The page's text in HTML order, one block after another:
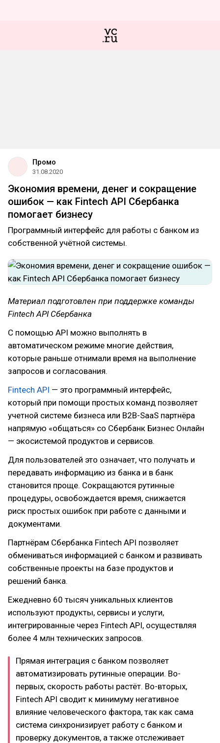
Промо
31.08.2020
Экономия времени, денег и сокращение
ошибок — как Fintech API Сбербанка
помогает бизнесу
Программный интерфейс для работы с банком из
собственной учётной системы.
Материал подготовлен при поддержке команды
Fintech API Сбербанка
С помощью API можно выполнять в
автоматическом режиме многие действия,
которые раньше отнимали время на выполнение
запросов и согласования.
Fintech API — это программный интерфейс,
который при помощи простых команд позволяет
учетной системе бизнеса или B2B-SaaS партнёра
напрямую «общаться» со Сбербанк Бизнес Онлайн
— экосистемой продуктов и сервисов.
Для пользователей это означает, что получать и
передавать информацию из банка и в банк
становится проще. Сокращаются рутинные
процедуры, освобождается время, снижается
риск простых ошибок при работе с данными и
документами.
Партнёрам Сбербанка Fintech API позволяет
обмениваться информацией с банком и развивать
собственные проекты на базе продуктов и
решений банка.
Ежедневно 60 тысяч уникальных клиентов
используют продукты, сервисы и услуги,
интегрированные через Fintech API, осуществляя
более 4 млн технических запросов.
Прямая интеграция с банком позволяет
автоматизировать рутинные операции. Во-
первых, скорость работы растёт. Во-вторых,
Fintech API сводит к минимуму негативное
влияние человеческого фактора, так как сама
система синхронизирует работу с банком и
проверку документов, а также отслеживает